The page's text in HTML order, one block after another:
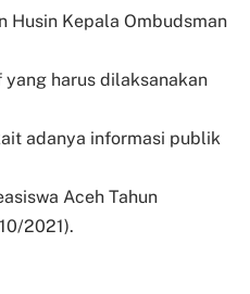
Husin Kepala Ombudsman
harus dilaksanakan
adanya informasi publik
Aceh Tahun
2021).